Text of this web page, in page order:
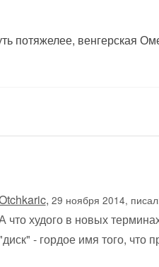
потяжелее, венгерская
, 29 ноября 2014,
что худого в новых
- гордое имя того, что